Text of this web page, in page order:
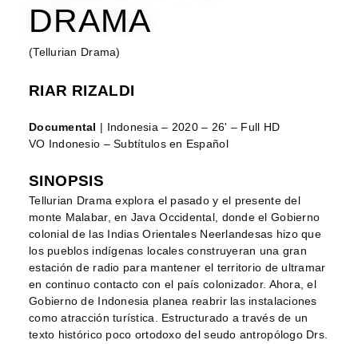
DRAMA
(Tellurian Drama)
RIAR RIZALDI
Documental
| Indonesia – 2020 – 26' – Full HD
VO Indonesio – Subtítulos en Español
SINOPSIS
Tellurian Drama explora el pasado y el presente del
monte Malabar, en Java Occidental, donde el Gobierno
colonial de las Indias Orientales Neerlandesas hizo que
los pueblos indígenas locales construyeran una gran
estación de radio para mantener el territorio de ultramar
en continuo contacto con el país colonizador. Ahora, el
Gobierno de Indonesia planea reabrir las instalaciones
como atracción turística. Estructurado a través de un
texto histórico poco ortodoxo del seudo antropólogo Drs.